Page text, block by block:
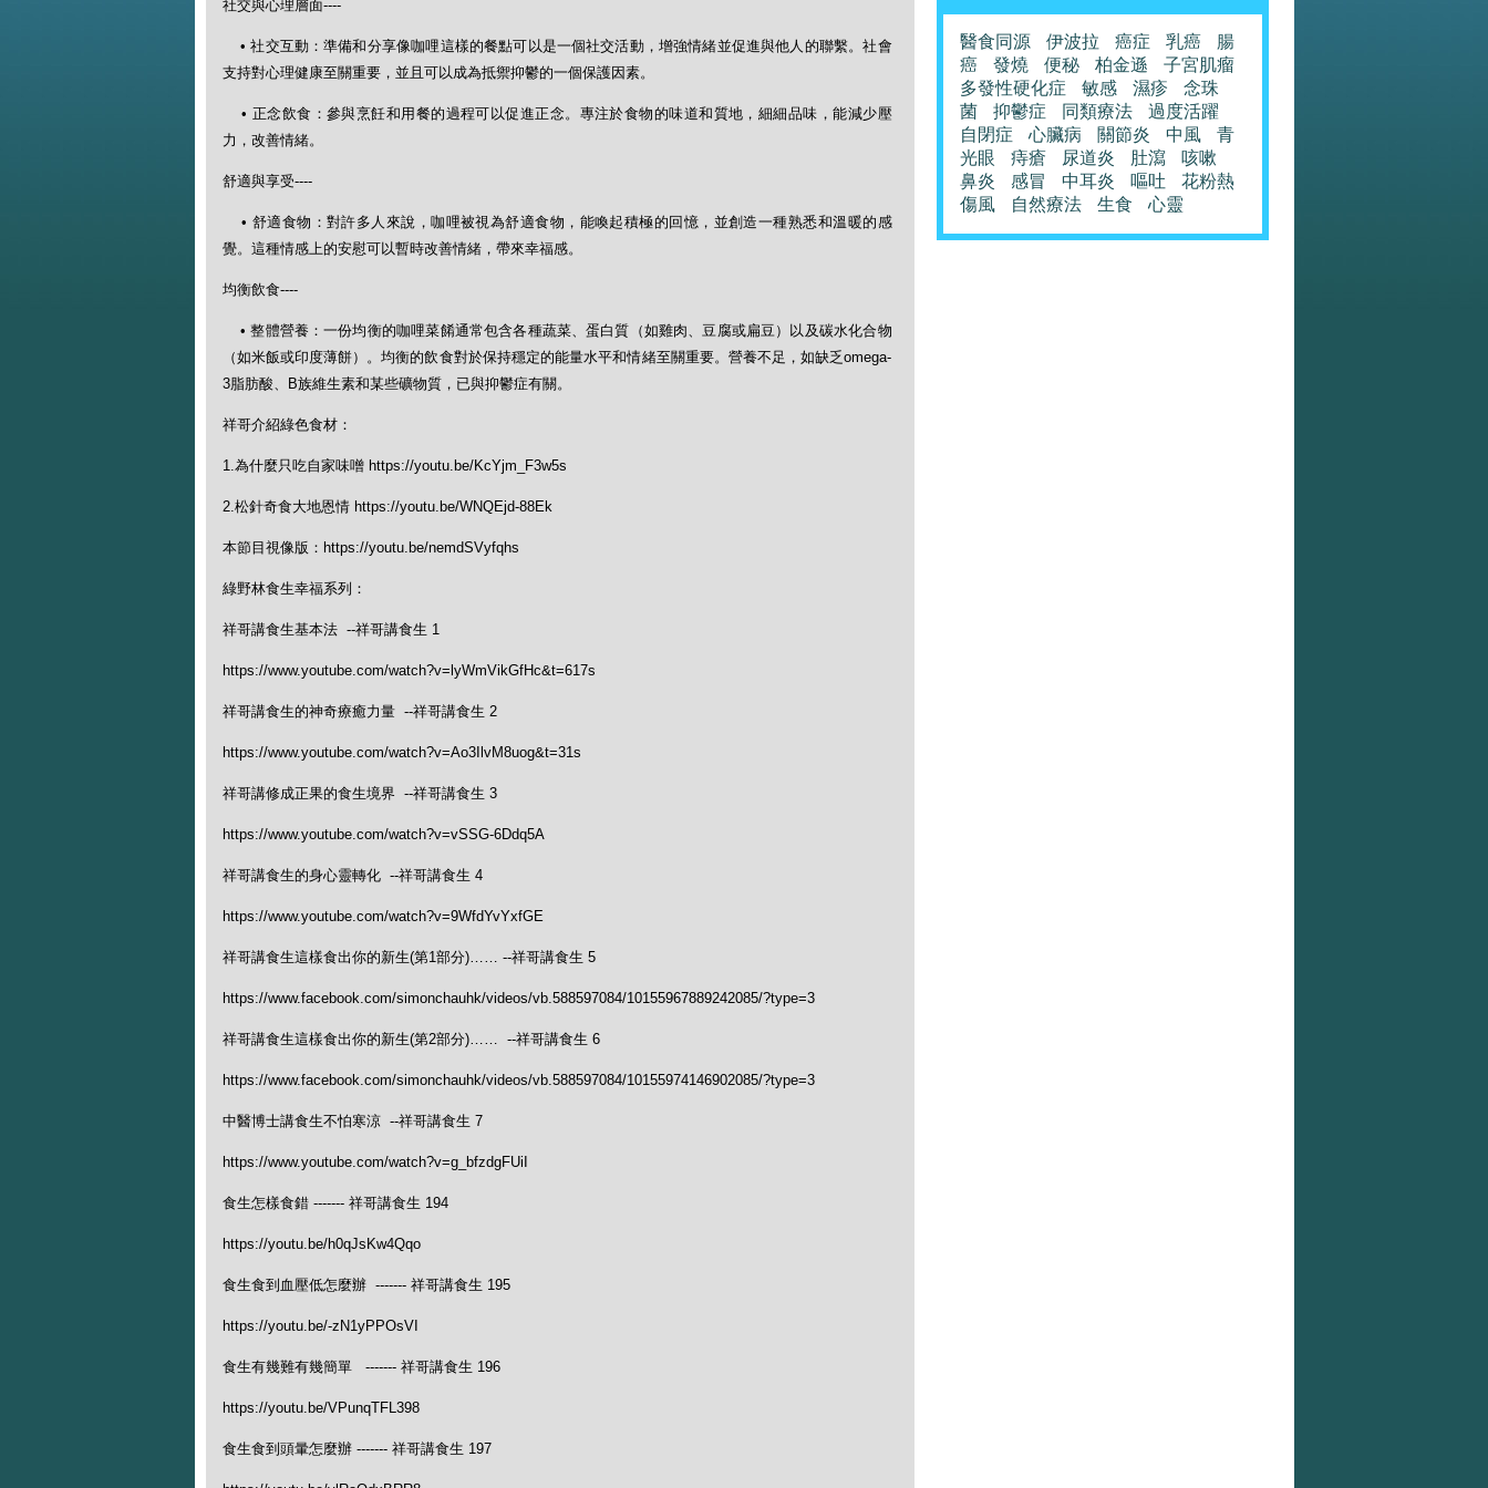
社交與心理層面----
• 社交互動：準備和分享像咖哩這樣的餐點可以是一個社交活動，增強情緒並促進與他人的聯繫。社會
支持對心理健康至關重要，並且可以成為抵禦抑鬱的一個保護因素。
• 正念飲食：參與烹飪和用餐的過程可以促進正念。專注於食物的味道和質地，細細品味，能減少壓
力，改善情緒。
舒適與享受----
• 舒適食物：對許多人來說，咖哩被視為舒適食物，能喚起積極的回憶，並創造一種熟悉和溫暖的感
覺。這種情感上的安慰可以暫時改善情緒，帶來幸福感。
均衡飲食----
• 整體營養：一份均衡的咖哩菜餚通常包含各種蔬菜、蛋白質（如雞肉、豆腐或扁豆）以及碳水化合物
（如米飯或印度薄餅）。均衡的飲食對於保持穩定的能量水平和情緒至關重要。營養不足，如缺乏omega-
3脂肪酸、B族維生素和某些礦物質，已與抑鬱症有關。
祥哥介紹綠色食材：
1.為什麼只吃自家味噌 https://youtu.be/KcYjm_F3w5s
2.松針奇食大地恩情 https://youtu.be/WNQEjd-88Ek
本節目視像版：https://youtu.be/nemdSVyfqhs
綠野林食生幸福系列：
祥哥講食生基本法 --祥哥講食生 1
https://www.youtube.com/watch?v=lyWmVikGfHc&t=617s
祥哥講食生的神奇療癒力量 --祥哥講食生 2
https://www.youtube.com/watch?v=Ao3IlvM8uog&t=31s
祥哥講修成正果的食生境界 --祥哥講食生 3
https://www.youtube.com/watch?v=vSSG-6Ddq5A
祥哥講食生的身心靈轉化 --祥哥講食生 4
https://www.youtube.com/watch?v=9WfdYvYxfGE
祥哥講食生這樣食出你的新生(第1部分)…… --祥哥講食生 5
https://www.facebook.com/simonchauhk/videos/vb.588597084/10155967889242085/?type=3
祥哥講食生這樣食出你的新生(第2部分)…… --祥哥講食生 6
https://www.facebook.com/simonchauhk/videos/vb.588597084/10155974146902085/?type=3
中醫博士講食生不怕寒涼 --祥哥講食生 7
https://www.youtube.com/watch?v=g_bfzdgFUiI
食生怎樣食錯 ------- 祥哥講食生 194
https://youtu.be/h0qJsKw4Qqo
食生食到血壓低怎麼辦 ------- 祥哥講食生 195
https://youtu.be/-zN1yPPOsVI
食生有幾難有幾簡單 ------- 祥哥講食生 196
https://youtu.be/VPunqTFL398
食生食到頭暈怎麼辦 ------- 祥哥講食生 197
醫食同源 伊波拉 癌症 乳癌
腸
癌
發燒 便秘 柏金遜
子宮肌瘤
多發性硬化症
敏感 濕疹
念珠
菌
抑鬱症 同類療法
過度活躍
自閉症
心臟病 關節炎 中風
青
光眼
痔瘡 尿道炎 肚瀉
咳嗽
鼻炎
感冒 中耳炎 嘔吐
花粉熱
傷風
自然療法 生食 心靈